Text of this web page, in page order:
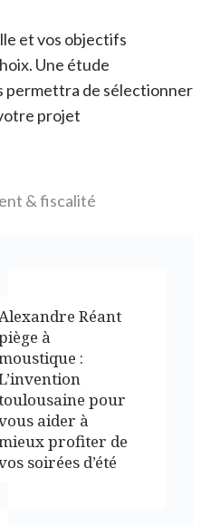
et vos objectifs
Une étude
permettra de sélectionner
projet
& fiscalité
Réant
à
:
pour
aider à
profiter de
soirées d’été